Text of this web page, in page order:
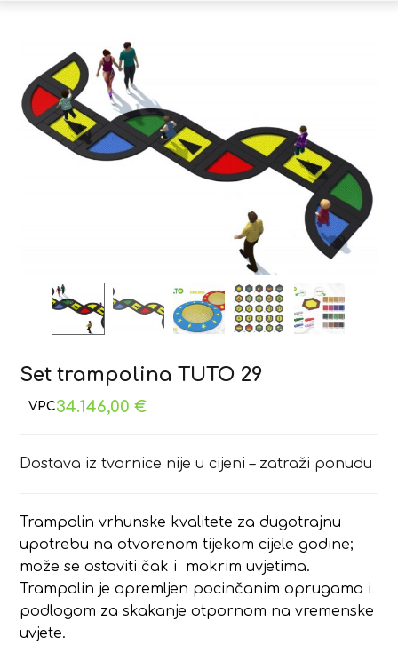
Set trampolina TUTO 29
34.146,00€
Dostava iz tvornice nije u cijeni – zatraži ponudu
Trampolin vrhunske kvalitete za dugotrajnu
upotrebu na otvorenom tijekom cijele godine;
može se ostaviti čak i mokrim uvjetima.
Trampolin je opremljen pocinčanim oprugama i
podlogom za skakanje otpornom na vremenske
uvjete.